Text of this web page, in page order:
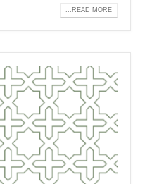
READ MORE...